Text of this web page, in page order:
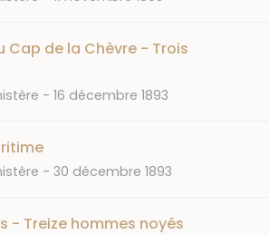
Cap de la Chèvre - Trois
DATE
16 décembre 1893
DATE
30 décembre 1893
- Treize hommes noyés